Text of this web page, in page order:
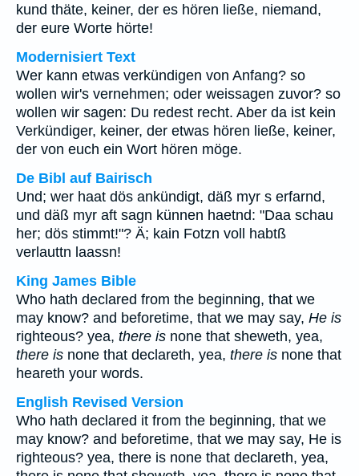
kund thäte, keiner, der es hören ließe, niemand,
der eure Worte hörte!
Modernisiert Text
Wer kann etwas verkündigen von Anfang? so
wollen wir's vernehmen; oder weissagen zuvor? so
wollen wir sagen: Du redest recht. Aber da ist kein
Verkündiger, keiner, der etwas hören ließe, keiner,
der von euch ein Wort hören möge.
De Bibl auf Bairisch
Und; wer haat dös ankündigt, däß myr s erfarnd,
und däß myr aft sagn künnen haetnd: "Daa schau
her; dös stimmt!"? Ä; kain Fotzn voll habtß
verlauttn laassn!
King James Bible
Who hath declared from the beginning, that we
may know? and beforetime, that we may say, He is
righteous? yea, there is none that sheweth, yea,
there is none that declareth, yea, there is none that
heareth your words.
English Revised Version
Who hath declared it from the beginning, that we
may know? and beforetime, that we may say, He is
righteous? yea, there is none that declareth, yea,